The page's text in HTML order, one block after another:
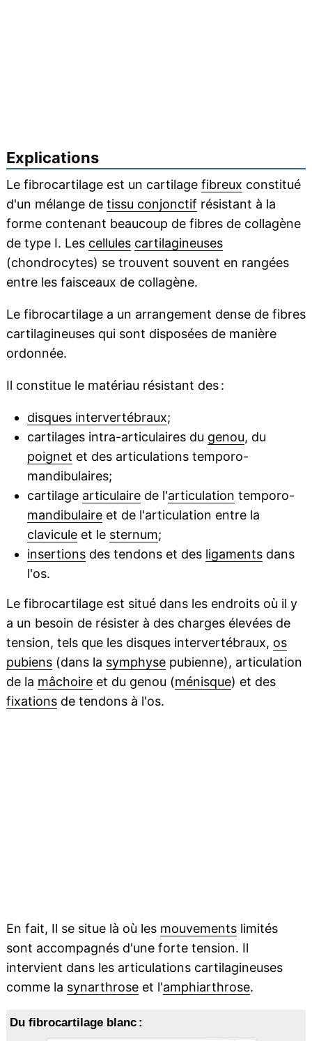
Explications
Le fibrocartilage est un cartilage fibreux constitué
d'un mélange de tissu conjonctif résistant à la
forme contenant beaucoup de fibres de collagène
de type I. Les cellules cartilagineuses
(chondrocytes) se trouvent souvent en rangées
entre les faisceaux de collagène.
Le fibrocartilage a un arrangement dense de fibres
cartilagineuses qui sont disposées de manière
ordonnée.
Il constitue le matériau résistant des :
disques intervertébraux;
cartilages intra-articulaires du genou, du
poignet et des articulations temporo-
mandibulaires;
cartilage articulairede l'articulation temporo-
mandibulaireet de l'articulation entre la
claviculeet le sternum;
insertionsdes tendons et des ligamentsdans
l'os.
Le fibrocartilage est situé dans les endroits où il y
a un besoin de résister à des charges élevées de
tension, tels que les disques intervertébraux, os
pubiens(dans la symphysepubienne), articulation
de la mâchoireet du genou (ménisque) et des
fixationsde tendons à l'os.
En fait, Il se situe là où les mouvementslimités
sont accompagnés d'une forte tension. Il
intervient dans les articulations cartilagineuses
comme la synarthroseet l'amphiarthrose.
Du fibrocartilage blanc :